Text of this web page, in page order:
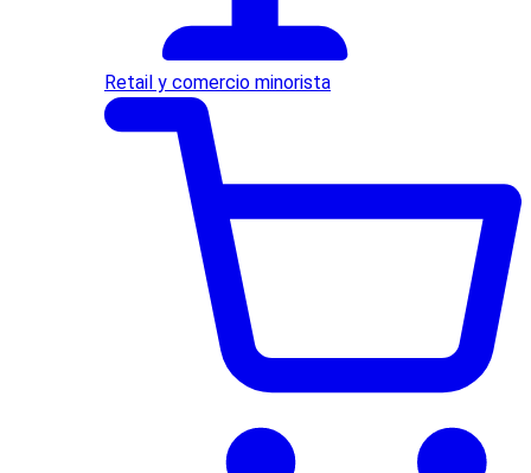
Retail y comercio minorista